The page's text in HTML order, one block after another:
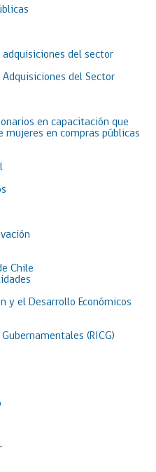
del sector
del Sector
en capacitación que
mujeres en compras públicas
Chile
y el Desarrollo Económicos
(RICG)